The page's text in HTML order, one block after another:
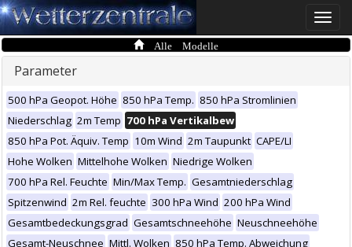
Toggle
Alle Modelle
Parameter
500 hPa Geopot. Höhe 850 hPa Temp. 850 hPa Stromlinien
Niederschlag 2m Temp 700 hPa Vertikalbew
850 hPa Pot. Äquiv. Temp 10m Wind 2m Taupunkt CAPE/LI
Hohe Wolken Mittelhohe Wolken Niedrige Wolken
700 hPa Rel. Feuchte Min/Max Temp. Gesamtniederschlag
Spitzenwind 2m Rel. feuchte 300 hPa Wind 200 hPa Wind
Gesamtbedeckungsgrad Gesamtschneehöhe Neuschneehöhe
Gesamt-Neuschnee Mittl. Wolken 850 hPa Temp. Abweichung